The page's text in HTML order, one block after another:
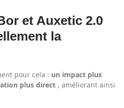
et Auxetic 2.0
la
pour cela : un impact plus
plus direct , améliorant ainsi